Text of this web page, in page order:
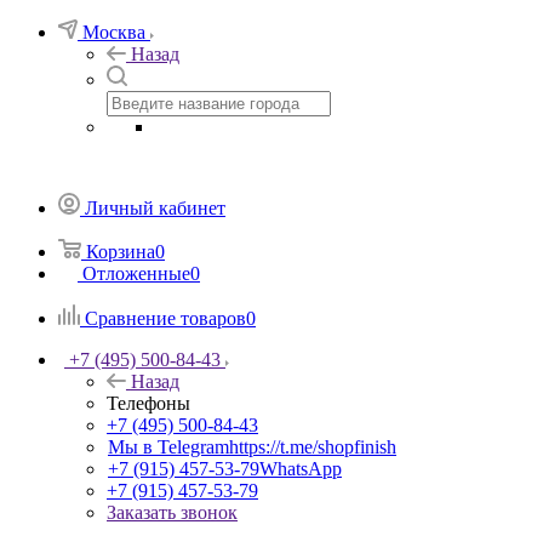
Москва
Назад
Личный кабинет
Корзина0
Отложенные0
Сравнение товаров0
+7 (495) 500-84-43
Назад
Телефоны
+7 (495) 500-84-43
Мы в Telegramhttps://t.me/shopfinish
+7 (915) 457-53-79WhatsApp
+7 (915) 457-53-79
Заказать звонок